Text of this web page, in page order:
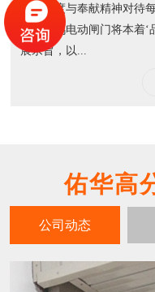
敬业态度与奉献精神对待
来，宾鸿电动闸门将本着‘
展宗旨，以...
公司动态